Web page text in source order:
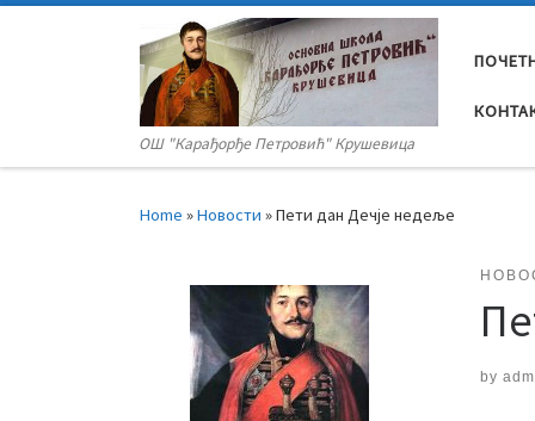
OШ "Карађорђе Петровић" Крушевица
Home »Новости »Пети дан Дечје недеље
by